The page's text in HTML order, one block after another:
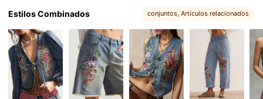
1.3M Seguidores
Estilos Combinados conjuntos, Artículos relacionados